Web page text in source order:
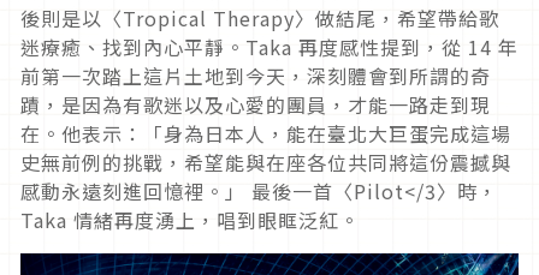
後則是以〈Tropical Therapy〉做結尾，希望帶給歌
迷療癒、找到內心平靜。Taka 再度感性提到，從 14 年
前第一次踏上這片土地到今天，深刻體會到所謂的奇
蹟，是因為有歌迷以及心愛的團員，才能一路走到現
在。他表示：「身為日本人，能在臺北大巨蛋完成這場
史無前例的挑戰，希望能與在座各位共同將這份震撼與
感動永遠刻進回憶裡。」 最後一首〈Pilot</3〉時，
Taka 情緒再度湧上，唱到眼眶泛紅。